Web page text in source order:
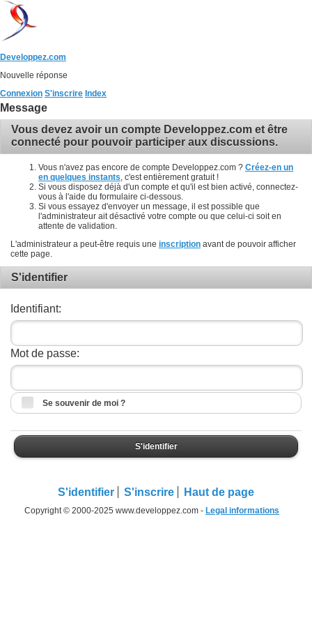
Developpez.com
Nouvelle réponse
Connexion S'inscrire Index
Message
Vous devez avoir un compte Developpez.com et être
connecté pour pouvoir participer aux discussions.
Vous n'avez pas encore de compte Developpez.com ? Créez-en un
en quelques instants , c'est entièrement gratuit !
Si vous disposez déjà d'un compte et qu'il est bien activé, connectez-
vous à l'aide du formulaire ci-dessous.
Si vous essayez d'envoyer un message, il est possible que
l'administrateur ait désactivé votre compte ou que celui-ci soit en
attente de validation.
L'administrateur a peut-être requis une inscription avant de pouvoir afficher
cette page.
S'identifier
Identifiant:
Mot de passe:
Se souvenir de moi ?
S'identifier
S'identifier S'inscrire Haut de page
Copyright © 2000-2025 www.developpez.com - Legal informations